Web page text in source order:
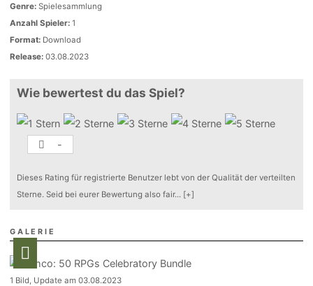
Genre: Spielesammlung
Anzahl Spieler: 1
Format: Download
Release: 03.08.2023
Wie bewertest du das Spiel?
-
Dieses Rating für registrierte Benutzer lebt von der Qualität der verteilten
Sterne. Seid bei eurer Bewertung also fair... [+]
GALERIE
1 Bild, Update am 03.08.2023